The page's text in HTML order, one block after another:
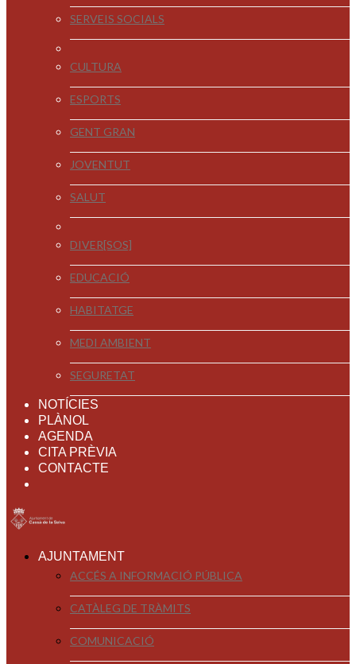
SERVEIS SOCIALS
CULTURA
ESPORTS
GENT GRAN
JOVENTUT
SALUT
DIVER[SOS]
EDUCACIÓ
HABITATGE
MEDI AMBIENT
SEGURETAT
NOTÍCIES
PLÀNOL
AGENDA
CITA PRÈVIA
CONTACTE
AJUNTAMENT
ACCÉS A INFORMACIÓ PÚBLICA
CATÀLEG DE TRÀMITS
COMUNICACIÓ